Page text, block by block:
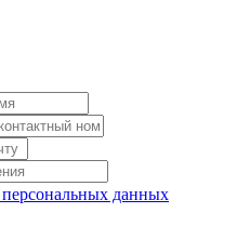
персональных данных